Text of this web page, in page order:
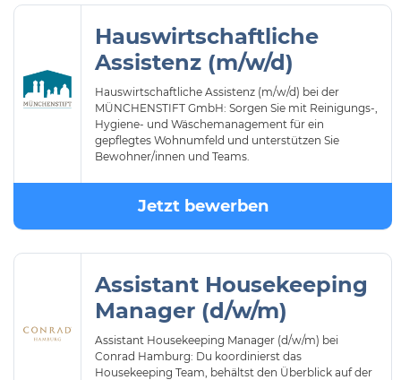
Hauswirtschaftliche
Assistenz (m/w/d)
Hauswirtschaftliche Assistenz (m/w/d) bei der
MÜNCHENSTIFT GmbH: Sorgen Sie mit Reinigungs-,
Hygiene- und Wäschemanagement für ein
gepflegtes Wohnumfeld und unterstützen Sie
Bewohner/innen und Teams.
Jetzt bewerben
Assistant Housekeeping
Manager (d/w/m)
Assistant Housekeeping Manager (d/w/m) bei
Conrad Hamburg: Du koordinierst das
Housekeeping Team, behältst den Überblick auf der